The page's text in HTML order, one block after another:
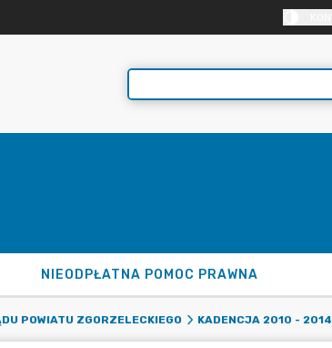
NIEODPŁATNA POMOC PRAWNA
POWIATU ZGORZELECKIEGO KADENCJA 2010 - 2014